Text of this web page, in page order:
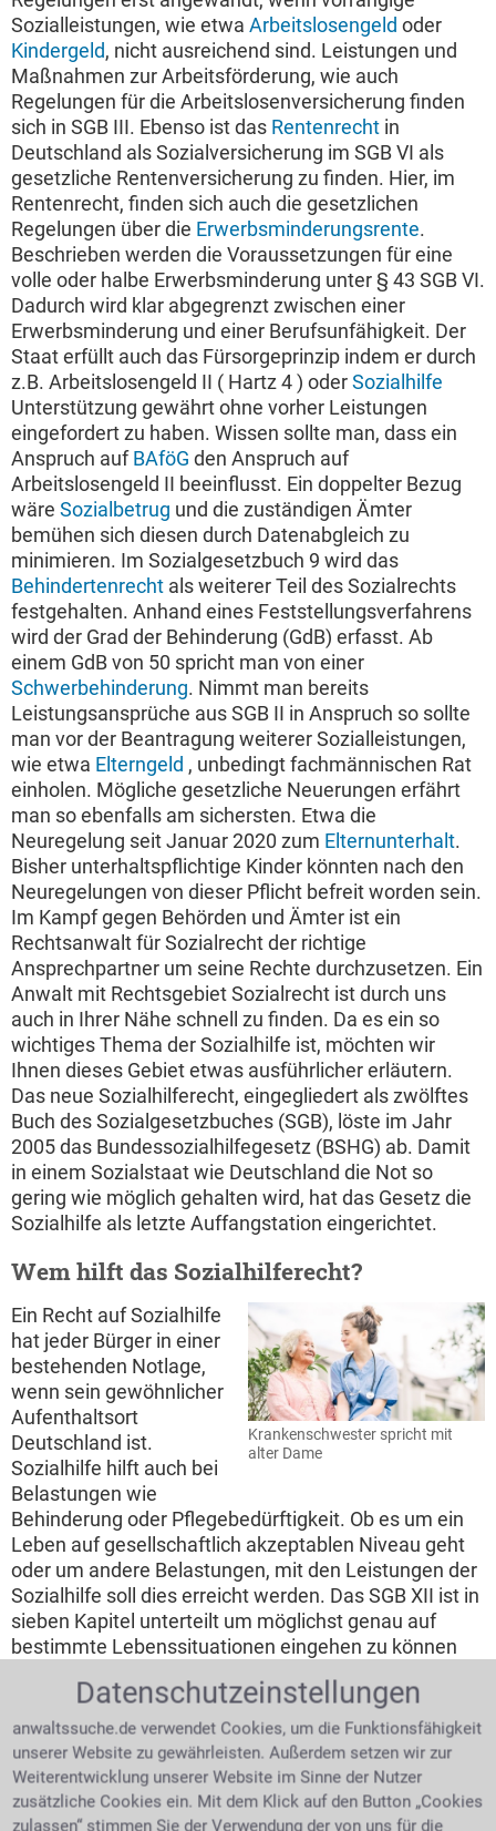
Sozialleistungen, wie etwa Arbeitslosengeld oder
Kindergeld, nicht ausreichend sind. Leistungen und
Maßnahmen zur Arbeitsförderung, wie auch
Regelungen für die Arbeitslosenversicherung finden
sich in SGB III. Ebenso ist das Rentenrecht in
Deutschland als Sozialversicherung im SGB VI als
gesetzliche Rentenversicherung zu finden. Hier, im
Rentenrecht, finden sich auch die gesetzlichen
Regelungen über die Erwerbsminderungsrente.
Beschrieben werden die Voraussetzungen für eine
volle oder halbe Erwerbsminderung unter § 43 SGB VI.
Dadurch wird klar abgegrenzt zwischen einer
Erwerbsminderung und einer Berufsunfähigkeit. Der
Staat erfüllt auch das Fürsorgeprinzip indem er durch
z.B. Arbeitslosengeld II ( Hartz 4 ) oderSozialhilfe
Unterstützung gewährt ohne vorher Leistungen
eingefordert zu haben. Wissen sollte man, dass ein
Anspruch aufBAföG den Anspruch auf
Arbeitslosengeld II beeinflusst. Ein doppelter Bezug
wäre Sozialbetrug und die zuständigen Ämter
bemühen sich diesen durch Datenabgleich zu
minimieren. Im Sozialgesetzbuch 9 wird das
Behindertenrecht als weiterer Teil des Sozialrechts
festgehalten. Anhand eines Feststellungsverfahrens
wird der Grad der Behinderung (GdB) erfasst. Ab
einem GdB von 50 spricht man von einer
Schwerbehinderung. Nimmt man bereits
Leistungsansprüche aus SGB II in Anspruch so sollte
man vor der Beantragung weiterer Sozialleistungen,
wie etwa Elterngeld , unbedingt fachmännischen Rat
einholen. Mögliche gesetzliche Neuerungen erfährt
man so ebenfalls am sichersten. Etwa die
Neuregelung seit Januar 2020 zum Elternunterhalt.
Bisher unterhaltspflichtige Kinder könnten nach den
Neuregelungen von dieser Pflicht befreit worden sein.
Im Kampf gegen Behörden und Ämter ist ein
Rechtsanwalt für Sozialrecht der richtige
Ansprechpartner um seine Rechte durchzusetzen. Ein
Anwalt mit Rechtsgebiet Sozialrecht ist durch uns
auch in Ihrer Nähe schnell zu finden. Da es ein so
wichtiges Thema der Sozialhilfe ist, möchten wir
Ihnen dieses Gebiet etwas ausführlicher erläutern.
Das neue Sozialhilferecht, eingegliedert als zwölftes
Buch des Sozialgesetzbuches (SGB), löste im Jahr
2005 das Bundessozialhilfegesetz (BSHG) ab. Damit
in einem Sozialstaat wie Deutschland die Not so
gering wie möglich gehalten wird, hat das Gesetz die
Sozialhilfe als letzte Auffangstation eingerichtet.
Wem hilft das Sozialhilferecht?
Krankenschwester spricht mit
alter Dame
Ein Recht auf Sozialhilfe
hat jeder Bürger in einer
bestehenden Notlage,
wenn sein gewöhnlicher
Aufenthaltsort
Deutschland ist.
Sozialhilfe hilft auch bei
Belastungen wie
Behinderung oder Pflegebedürftigkeit. Ob es um ein
Leben auf gesellschaftlich akzeptablen Niveau geht
oder um andere Belastungen, mit den Leistungen der
Sozialhilfe soll dies erreicht werden. Das SGB XII ist in
sieben Kapitel unterteilt um möglichst genau auf
bestimmte Lebenssituationen eingehen zu können
Welche Voraussetzungen müssen erfüllt
sein um Anspruch auf Sozialhilfe zu
haben?
Nur ohne andere
Datenschutzeinstellungen
anwaltssuche.de verwendet Cookies, um die Funktionsfähigkeit
unserer Website zu gewährleisten. Außerdem setzen wir zur
Weiterentwicklung unserer Website im Sinne der Nutzer
zusätzliche Cookies ein. Mit dem Klick auf den Button „Cookies
zulassen“ stimmen Sie der Verwendung der von uns für die